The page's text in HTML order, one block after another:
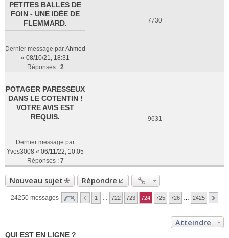
PETITES BALLES DE
FOIN - UNE IDÉE DE
FLEMMARD.
Dernier message par Ahmed
« 08/10/21, 18:31
Réponses : 2
7730
POTAGER PARESSEUX
DANS LE COTENTIN !
VOTRE AVIS EST
REQUIS.
Dernier message par
Yves3008 « 06/11/22, 10:05
Réponses : 7
9631
Nouveau sujet Répondre
24250 messages 1 722 723 724 725 726 2425
Atteindre
QUI EST EN LIGNE ?